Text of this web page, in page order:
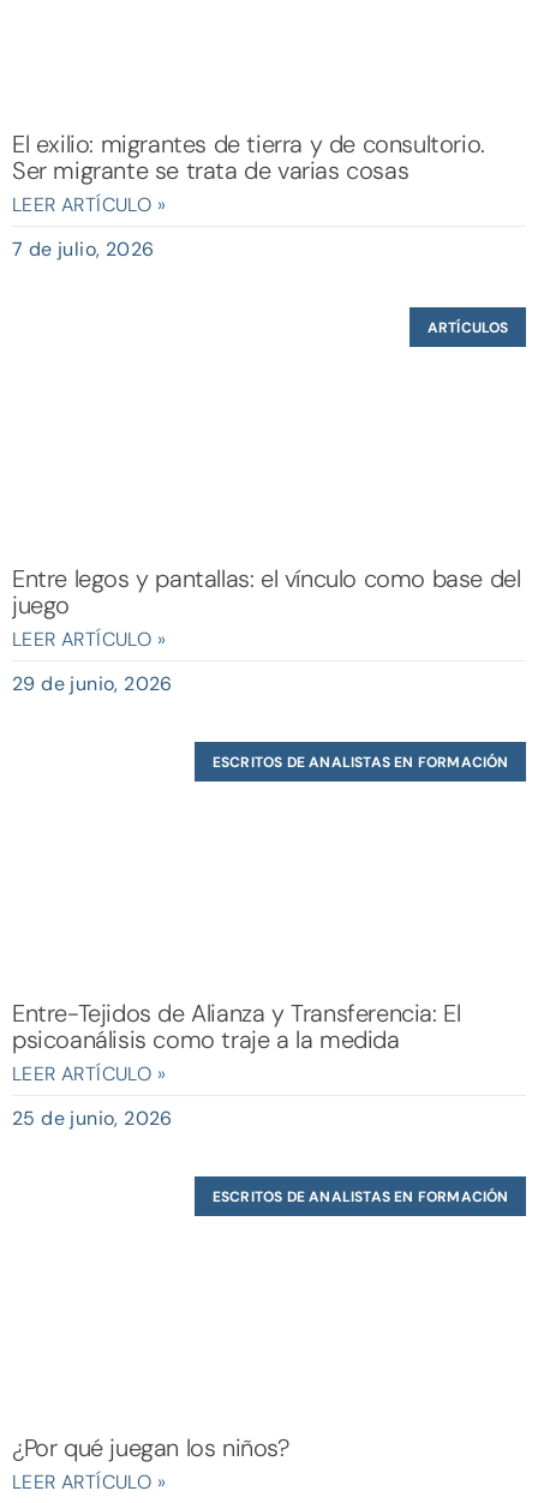
El exilio: migrantes de tierra y de consultorio.
Ser migrante se trata de varias cosas
LEER ARTÍCULO »
7 de julio, 2026
ARTÍCULOS
Entre legos y pantallas: el vínculo como base del
juego
LEER ARTÍCULO »
29 de junio, 2026
ESCRITOS DE ANALISTAS EN FORMACIÓN
Entre-Tejidos de Alianza y Transferencia: El
psicoanálisis como traje a la medida
LEER ARTÍCULO »
25 de junio, 2026
ESCRITOS DE ANALISTAS EN FORMACIÓN
¿Por qué juegan los niños?
LEER ARTÍCULO »